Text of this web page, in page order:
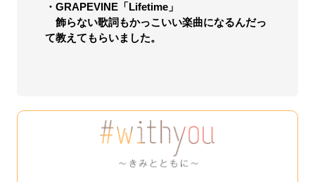
・GRAPEVINE「Lifetime」
飾らない歌詞もかっこいい楽曲になるんだっ
て教えてもらいました。